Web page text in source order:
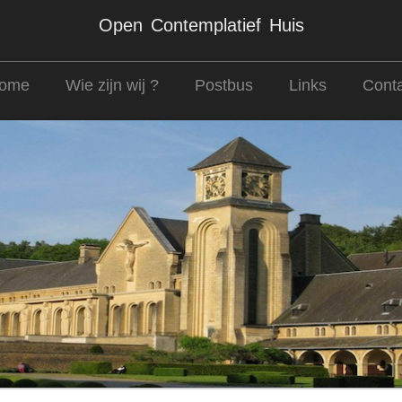
Open Contemplatief Huis
Wie zijn wij ? Postbus Links